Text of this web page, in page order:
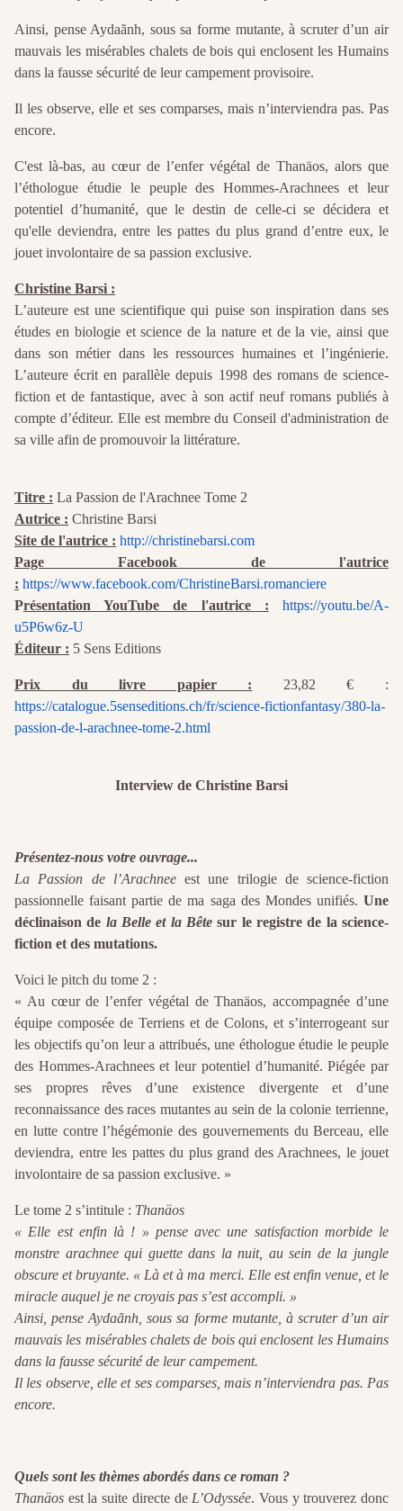
Ainsi, pense Aydaãnh, sous sa forme mutante, à scruter d’un air
mauvais les misérables chalets de bois qui enclosent les Humains
dans la fausse sécurité de leur campement provisoire.
Il les observe, elle et ses comparses, mais n’interviendra pas. Pas
encore.
C'est là-bas, au cœur de l’enfer végétal de Thanäos, alors que
l’éthologue étudie le peuple des Hommes-Arachnees et leur
potentiel d’humanité, que le destin de celle-ci se décidera et
qu'elle deviendra, entre les pattes du plus grand d’entre eux, le
jouet involontaire de sa passion exclusive.
Christine Barsi :
L’auteure est une scientifique qui puise son inspiration dans ses
études en biologie et science de la nature et de la vie, ainsi que
dans son métier dans les ressources humaines et l’ingénierie.
L’auteure écrit en parallèle depuis 1998 des romans de science-
fiction et de fantastique, avec à son actif neuf romans publiés à
compte d’éditeur. Elle est membre du Conseil d'administration de
sa ville afin de promouvoir la littérature.
Titre : La Passion de l'Arachnee Tome 2
Autrice : Christine Barsi
Site de l'autrice : http://christinebarsi.com
Page Facebook de l'autrice
: https://www.facebook.com/ChristineBarsi.romanciere
Présentation YouTube de l'autrice :
https://youtu.be/A-
u5P6w6z-U
Éditeur : 5 Sens Editions
Prix du livre papier : 23,82 € :
https://catalogue.5senseditions.ch/fr/science-fictionfantasy/380-la-
passion-de-l-arachnee-tome-2.html
Interview de Christine Barsi
Présentez-nous votre ouvrage...
La Passion de l’Arachneeest une trilogie de science-fiction
passionnelle faisant partie de ma saga des Mondes unifiés. Une
déclinaison de la Belle et la Bête sur le registre de la science-
fiction et des mutations.
Voici le pitch du tome 2 :
« Au cœur de l’enfer végétal de Thanäos, accompagnée d’une
équipe composée de Terriens et de Colons, et s’interrogeant sur
les objectifs qu’on leur a attribués, une éthologue étudie le peuple
des Hommes-Arachnees et leur potentiel d’humanité. Piégée par
ses propres rêves d’une existence divergente et d’une
reconnaissance des races mutantes au sein de la colonie terrienne,
en lutte contre l’hégémonie des gouvernements du Berceau, elle
deviendra, entre les pattes du plus grand des Arachnees, le jouet
involontaire de sa passion exclusive. »
Le tome 2 s’intitule : Thanäos
« Elle est enfin là ! » pense avec une satisfaction morbide le
monstre arachnee qui guette dans la nuit, au sein de la jungle
obscure et bruyante. « Là et à ma merci. Elle est enfin venue, et le
miracle auquel je ne croyais pas s’est accompli. »
Ainsi, pense Aydaãnh, sous sa forme mutante, à scruter d’un air
mauvais les misérables chalets de bois qui enclosent les Humains
dans la fausse sécurité de leur campement.
Il les observe, elle et ses comparses, mais n’interviendra pas. Pas
encore.
Quels sont les thèmes abordés dans ce roman ?
Thanäos est la suite directe de L’Odyssée. Vous y trouverez donc